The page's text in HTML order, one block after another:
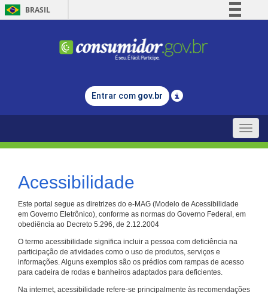
BRASIL
Comunica BR
Legislação
Entrar com gov.br
Toggle
Acessibilidade
Este portal segue as diretrizes do e-MAG (Modelo de Acessibilidade
em Governo Eletrônico), conforme as normas do Governo Federal, em
obediência ao Decreto 5.296, de 2.12.2004
O termo acessibilidade significa incluir a pessoa com deficiência na
participação de atividades como o uso de produtos, serviços e
informações. Alguns exemplos são os prédios com rampas de acesso
para cadeira de rodas e banheiros adaptados para deficientes.
Na internet, acessibilidade refere-se principalmente às recomendações